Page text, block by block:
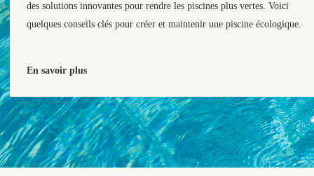
quelques conseils clés pour créer et maintenir une piscine écologique.